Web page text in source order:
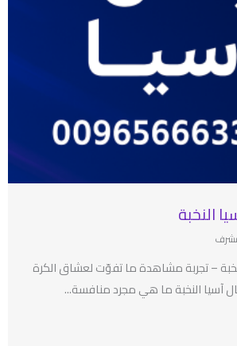
النخبة
– تجربة مشاهدة ما تفوّت لعشاق الكرة
آسيا النخبة ما هي مجرد منافسة...